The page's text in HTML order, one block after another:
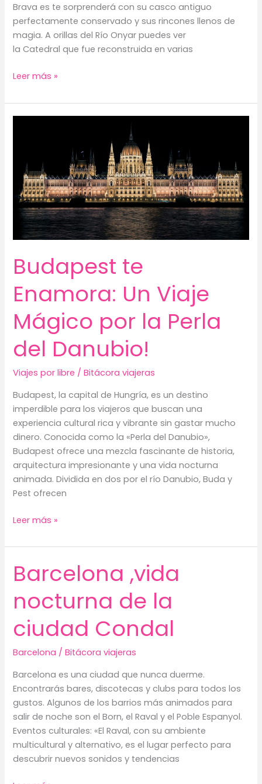
Brava es te sorprenderá con su casco antiguo
perfectamente conservado y sus rincones llenos de
magia. A orillas del Río Onyar puedes ver
la Catedral que fue reconstruida en varias
Girona:
viaje
al
Cataluña
Leer más »
Budapest te
Enamora: Un Viaje
Mágico por la Perla
del Danubio!
Viajes por libre /Bitácora viajeras
Budapest, la capital de Hungría, es un destino
imperdible para los viajeros que buscan una
experiencia cultural rica y vibrante sin gastar mucho
dinero. Conocida como la «Perla del Danubio»,
Budapest ofrece una mezcla fascinante de historia,
arquitectura impresionante y una vida nocturna
animada. Dividida en dos por el río Danubio, Buda y
Pest ofrecen
Budapest
Enamora:
Viaje
por
Perla
Leer más »
Barcelona ,vida
nocturna de la
ciudad Condal
Barcelona /Bitácora viajeras
Barcelona es una ciudad que nunca duerme.
Encontrarás bares, discotecas y clubs para todos los
gustos. Algunos de los barrios más animados para
salir de noche son el Born, el Raval y el Poble Espanyol.
Eventos culturales: «El Raval, con su ambiente
multicultural y alternativo, es el lugar perfecto para
descubrir nuevos sonidos y tendencias